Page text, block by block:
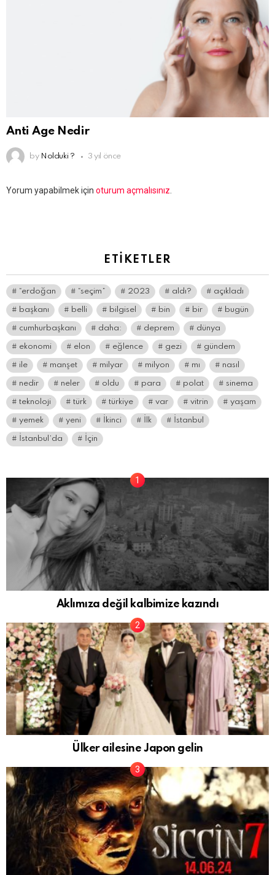
Anti Age Nedir
by Nolduki ? 3 yıl önce
Bir
Yorum yapabilmek için oturum açmalısınız
ETIKETLER
“erdoğan “seçim” 2023 aldı? açıkladı
başkanı belli bilgisel bin bir bugün
cumhurbaşkanı daha: deprem dünya
ekonomi elon eğlence gezi gündem
ile manşet milyar milyon mı nasıl
nedir neler oldu para polat sinema
teknoloji türk türkiye var vitrin yaşam
yemek yeni İkinci İlk İstanbul
İstanbul’da İçin
Aklımıza değil kalbimize kazındı
Ülker ailesine Japon gelin